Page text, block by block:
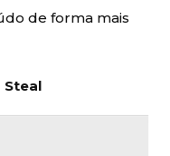
de forma mais
Steal